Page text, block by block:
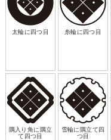
太輪に四つ目 糸輪に四つ目
隅入り角に隅立
て四つ目
雪輪に隅立て四
つ目